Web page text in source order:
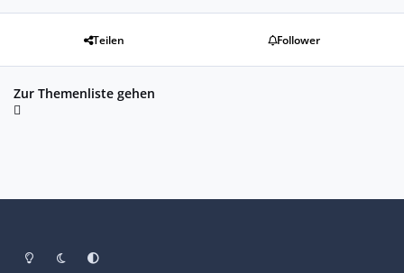
Teilen Follower
Zur Themenliste gehen
Heller ModusDunkler Modus
Systemeinstellung